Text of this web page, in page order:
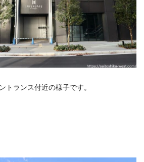
トランス付近の様子です。